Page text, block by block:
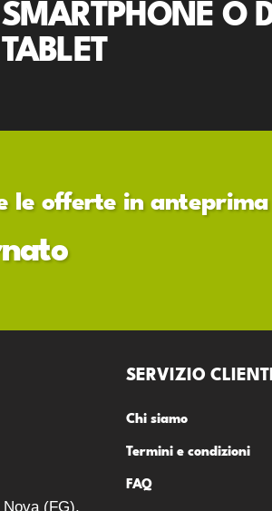
SMARTPHONE O
TABLET
le offerte in anteprima
(FG),
SERVIZIO CLIENTI
Chi siamo
Termini e condizioni
FAQ